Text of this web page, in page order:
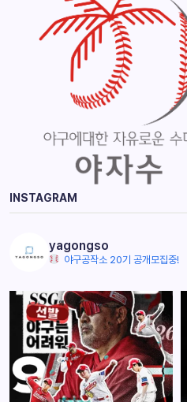
INSTAGRAM
yagongso
야구공작소 20기 공개모집중!